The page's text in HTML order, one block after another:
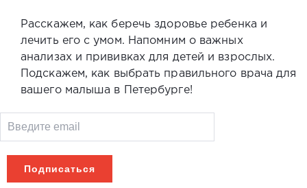
Расскажем, как беречь здоровье ребенка и
лечить его с умом. Напомним о важных
анализах и прививках для детей и взрослых.
Подскажем, как выбрать правильного врача для
вашего малыша в Петербурге!